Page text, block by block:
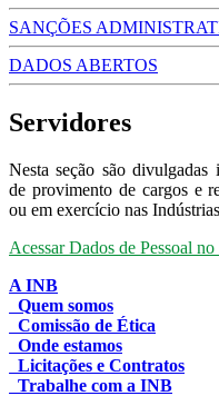
SANÇÕES
DADOS ABERTOS
Servidores
Nesta seção são divulgadas
de provimento de cargos e
ou em exercício nas
Acessar Dados de Pessoal
A INB
Quem somos
Comissão de Ética
Onde estamos
Licitações e Contratos
Trabalhe com a INB